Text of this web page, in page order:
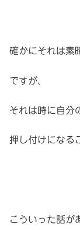
確かにそれは素
ですが、
それは時に自分
押し付けになる
こういった話が